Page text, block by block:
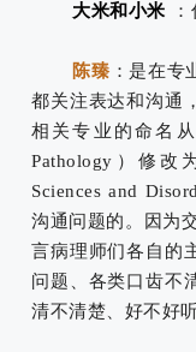
大米和小米
陈臻 ：是在专
都关注表达和沟通
相关专业的命名从
Pathology）修改
Sciences and
沟通问题的。因为
言病理师们各自的
问题、各类口齿不
清不清楚、好不好